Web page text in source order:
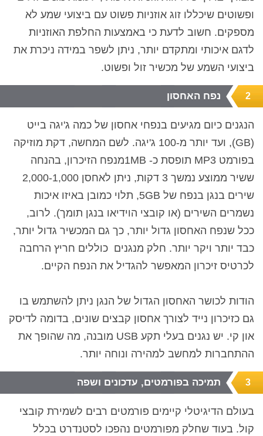
ופשוטים שיכללו זוג אוזניות פשוט עם ביצועי שמע לא
מספקים. חשוב לדעת כי באמצעות החלפת האוזניות
לדגם איכותי ומתקדם יותר, ניתן לשפר במידה ניכרת את
ביצועי השמע של מכשיר זול ופשוט.
2 נפח האחסון
הנגנים כיום מגיעים בנפחי אחסון של כמה ג'יגה בייט
(
GB), ועד יותר מ-100 ג'יגה
. לשם המחשה, דקת מוזיקה
בפורמט MP3 תופסת כ-
מנפח הזיכרון, בהנחה
ששיר ממוצע נמשך 3 דקות, ניתן לאחסן 2,000-1,000
שירים בנגן בנפח של 5 GB , תלוי כמובן באיזו איכות
נשמרים השירים (או קובצי הוידיאו בנגן תומך). לרוב,
ככל שנפח האחסון גדול יותר, כך גם המכשיר גדול יותר,
כבד יותר ויקר יותר. חלק מנגנים כוללים חריץ הרחבה
לכרטיס זיכרון המאפשר להגדיל את הנפח הקיים.
הודות לכושר האחסון הגדול של הנגן ניתן להשתמש בו
גם כזיכרון נייד לצורך אחסון קבצים שונים, בדומה לדיסק
און קי. יש נגנים בעלי תקע USB מובנה, מה שהופך את
ההתחברות למחשב למהירה ונוחה יותר.
3 תמיכה בפורמטים, עדכונים ושפה
בעולם הדיגיטלי קיימים פורמטים רבים לשמירת קובצי
קול. בעוד שחלק מפורמטים נהפכו לסטנדרט בכלל